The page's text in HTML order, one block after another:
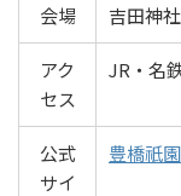
会場 吉田神
アク
セス
JR・名
公式
サイ
豊橋祇